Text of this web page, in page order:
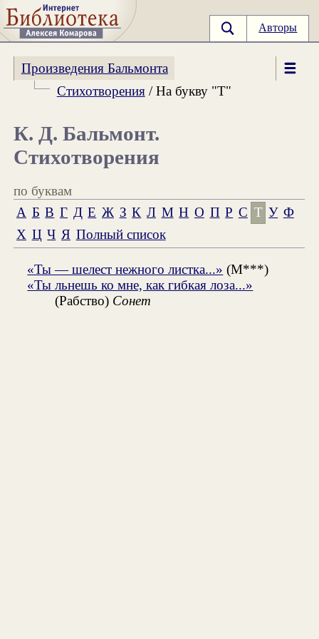
Авторы
Произведения Бальмонта
Стихотворения/ На букву "Т"
К. Д. Бальмонт.
Стихотворения
по буквам
А Б В Г Д Е Ж З К Л М Н О П Р С Т У Ф
Х Ц Ч Я Полный список
«Ты — шелест нежного листка...» (М***)
«Ты льнешь ко мне, как гибкая лоза...»
(Рабство) Сонет